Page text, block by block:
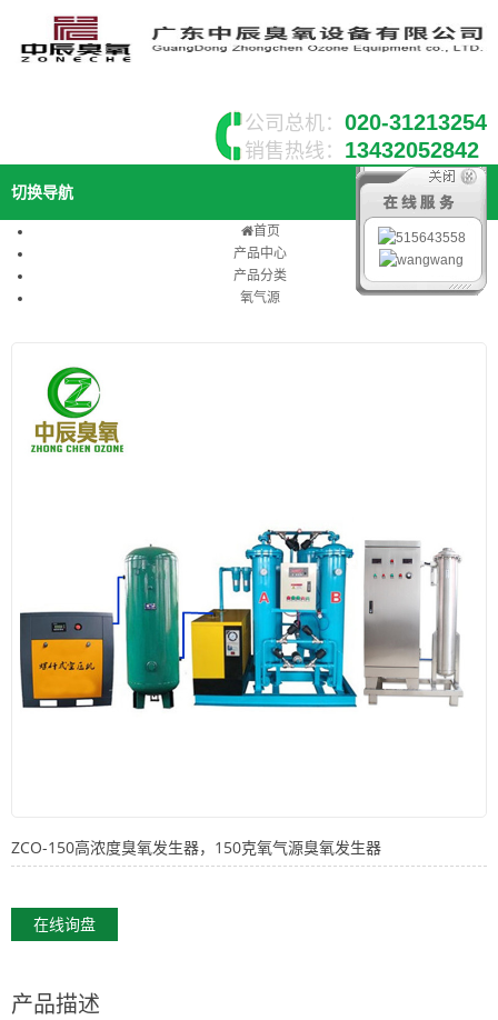
公司总机： 020-31213254
销售热线： 13432052842
切换导航
首页
产品中心
产品分类
氧气源
ZCO-150高浓度臭氧发生器，150克氧气源臭氧发生器
在线询盘
产品描述